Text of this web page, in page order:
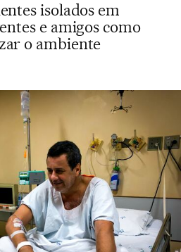
isolados em
e amigos como
o ambiente